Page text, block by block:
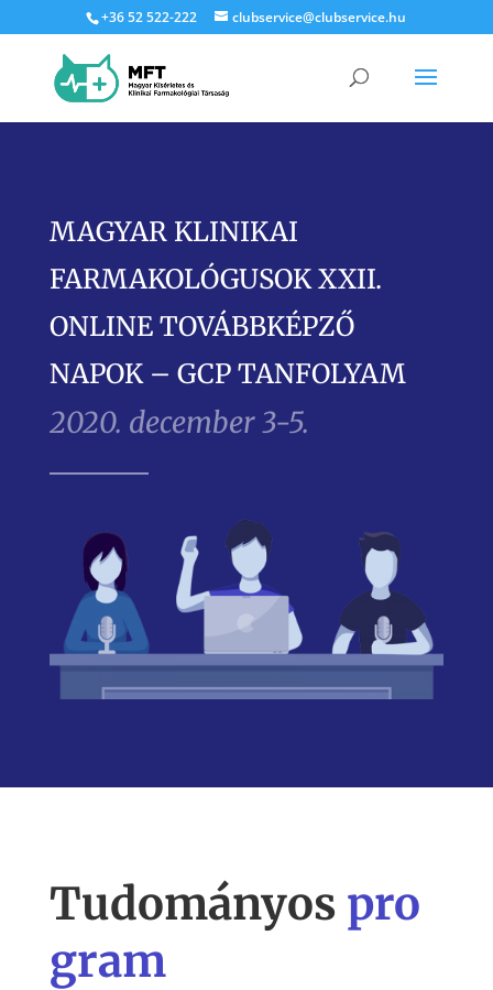
+36 52 522-222 clubservice@clubservice.hu
MAGYAR KLINIKAI
FARMAKOLÓGUSOK XXII.
ONLINE TOVÁBBKÉPZŐ
NAPOK – GCP TANFOLYAM
2020. december 3-5.
Tudományos pro
gram